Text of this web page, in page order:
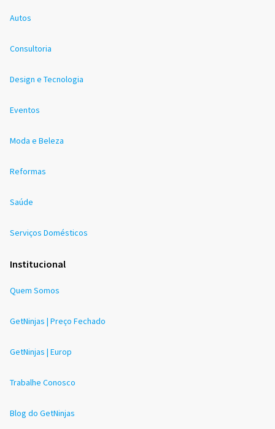
Autos
Consultoria
Design e Tecnologia
Eventos
Moda e Beleza
Reformas
Saúde
Serviços Domésticos
Institucional
Quem Somos
GetNinjas | Preço Fechado
GetNinjas | Europ
Trabalhe Conosco
Blog do GetNinjas